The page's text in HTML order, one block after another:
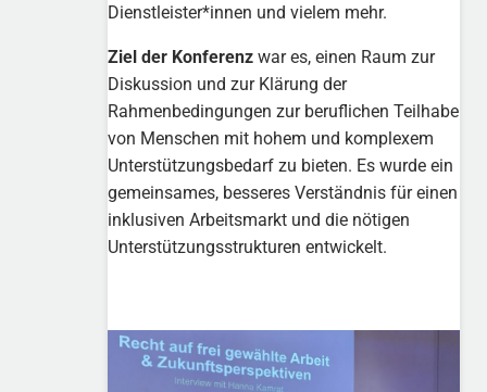
Dienstleister*innen und vielem mehr.
Ziel der Konferenz war es, einen Raum zur
Diskussion und zur Klärung der
Rahmenbedingungen zur beruflichen Teilhabe
von Menschen mit hohem und komplexem
Unterstützungsbedarf zu bieten. Es wurde ein
gemeinsames, besseres Verständnis für einen
inklusiven Arbeitsmarkt und die nötigen
Unterstützungsstrukturen entwickelt.